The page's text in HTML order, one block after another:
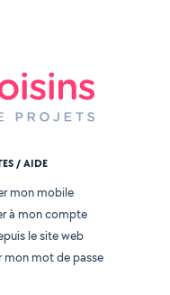
/ AIDE
mon mobile
à mon compte
le site web
mot de passe